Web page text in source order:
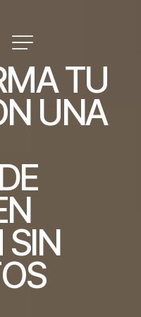
MATU
N UNA
DE
N
SIN
OS